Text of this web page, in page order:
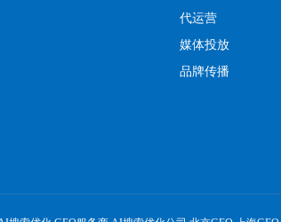
代运营
媒体投放
品牌传播